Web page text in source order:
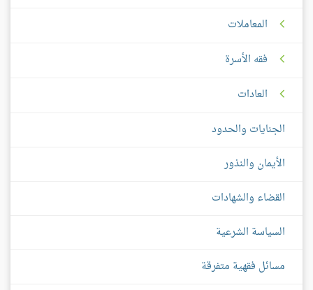
المعاملات
فقه الأسرة
العادات
الجنايات والحدود
الأيمان والنذور
القضاء والشهادات
السياسة الشرعية
مسائل فقهية متفرقة